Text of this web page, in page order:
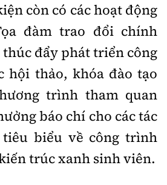
còn có các hoạt động
đàm trao đổi chính
thúc đẩy phát triển công
hội thảo, khóa đào tạo
trình tham quan
báo chí cho các tác
biểu về công trình
trúc xanh sinh viên.